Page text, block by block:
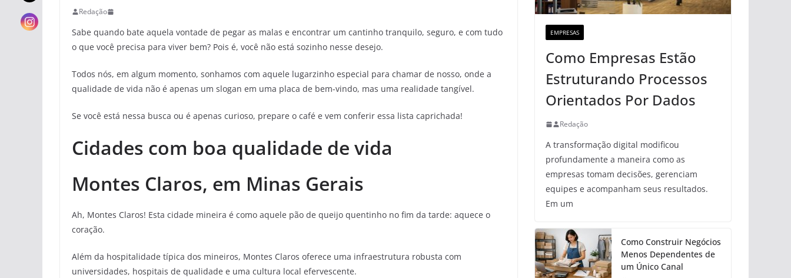
Redação
Sabe quando bate aquela vontade de pegar as malas e encontrar um cantinho tranquilo, seguro, e com tudo
o que você precisa para viver bem? Pois é, você não está sozinho nesse desejo.
Todos nós, em algum momento, sonhamos com aquele lugarzinho especial para chamar de nosso, onde a
qualidade de vida não é apenas um slogan em uma placa de bem-vindo, mas uma realidade tangível.
Se você está nessa busca ou é apenas curioso, prepare o café e vem conferir essa lista caprichada!
Cidades com boa qualidade de vida
Montes Claros, em Minas Gerais
Ah, Montes Claros! Esta cidade mineira é como aquele pão de queijo quentinho no fim da tarde: aquece o
coração.
Além da hospitalidade típica dos mineiros, Montes Claros oferece uma infraestrutura robusta com
universidades, hospitais de qualidade e uma cultura local efervescente.
EMPRESAS
Como Empresas Estão
Estruturando Processos
Orientados Por Dados
Redação
A transformação digital modificou
profundamente a maneira como as
empresas tomam decisões, gerenciam
equipes e acompanham seus resultados.
Em um
Como Construir Negócios
Menos Dependentes de
um Único Canal